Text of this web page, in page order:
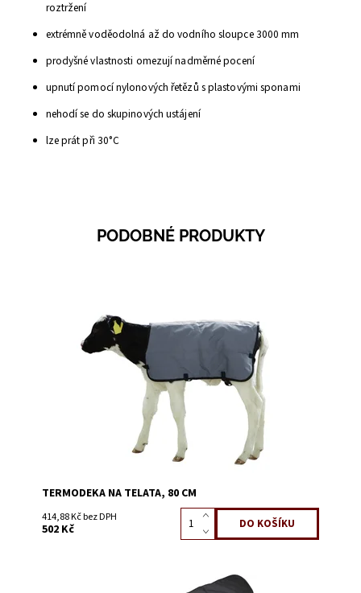
roztržení
extrémně voděodolná až do vodního sloupce 3000 mm
prodyšné vlastnosti omezují nadměrné pocení
upnutí pomocí nylonových řetězů s plastovými sponami
nehodí se do skupinových ustájení
lze prát při 30°C
PODOBNÉ PRODUKTY
Dostupnost:
Skladem 36
3089A
TERMODEKA NA TELATA, 80 CM
414,88 Kč bez DPH
502 Kč